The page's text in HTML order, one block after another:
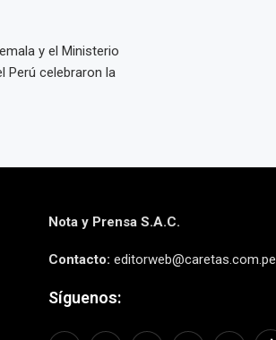
y el Ministerio
Perú celebraron la
Nota y Prensa S.A.C.
Contacto: editorweb@caretas.com.pe
Síguenos: